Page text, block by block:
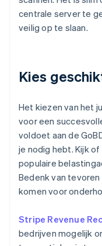
centrale server te
veilig op te slaan.
Kies
Het kiezen van het
voor een
voldoet aan de
je nodig hebt. Kijk
populaire
Bedenk van
komen voor
Stripe Revenue
bedrijven mogelijk